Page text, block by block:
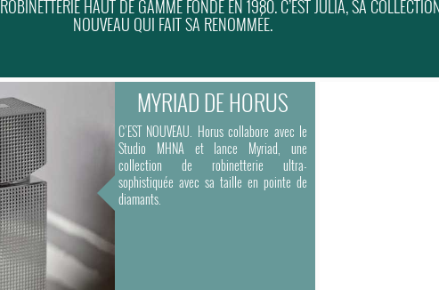
HAUT DE GAMME FONDÉ EN 1980. C’EST JULIA, SA
NOUVEAU QUI FAIT SA RENOMMÉE.
MYRIAD DE HORUS
C’EST NOUVEAU. Horus collabore avec le
Studio MHNA et lance Myriad, une
collection de robinetterie ultra-
sophistiquée avec sa taille en pointe de
diamants.